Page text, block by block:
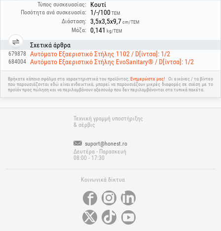
Τύπος συσκευασίας: Κουτί
Ποσότητα ανά συσκευασία: 1/-/100ΤΕΜ
Διάσταση: 3,5x3,5x9,7cm/ΤΕΜ
Μάζα: 0,141 kg/ΤΕΜ
Σχετικά άρθρα
679878 Αυτόματο Εξαεριστικό Στήλης 1102 / D[ίντσα]: 1/2
684004 Αυτόματο Εξαεριστικό Στήλης EvoSanitary® / D[ίντσα]: 1/2
Βρήκατε κάποιο σφάλμα στα χαρακτηριστικά του προϊόντος;Ενημερώστε μας!
Οι εικόνες / τα βίντεο
που παρουσιάζονται εδώ είναι ενδεικτικά, μπορεί να παρουσιάζουν μικρές διαφορές σε σχέση με το
προϊόν προς πώληση και να περιλαμβάνουν αξεσουάρ που δεν περιλαμβάνονται στα τυπικά πακέτα.
Τεχνική γραμμή υποστήριξης
& σέρβις
suport@honest.ro
Δευτέρα - Παρασκευή
08:00 - 17:30
Κοινωνικά δίκτυα